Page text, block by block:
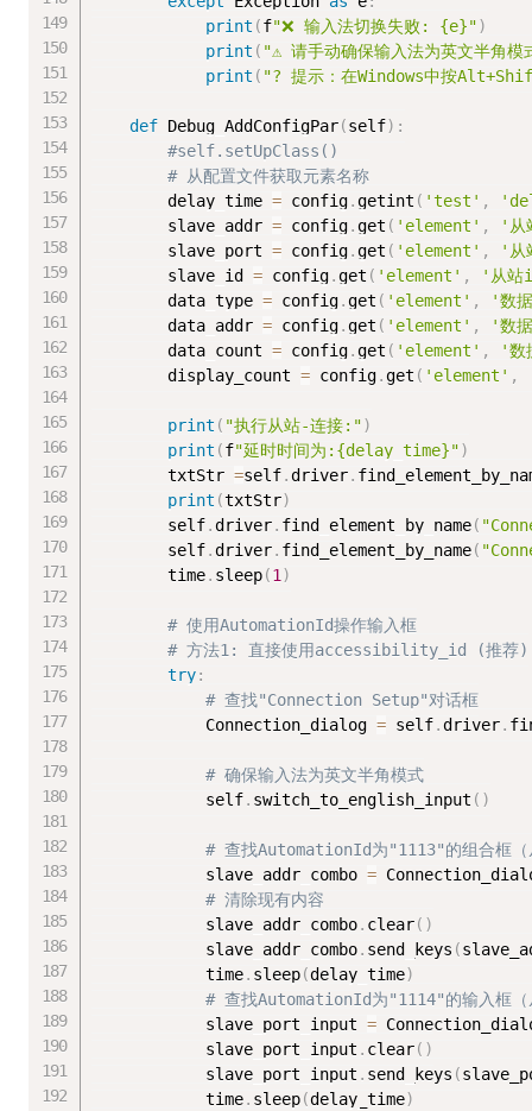
print (f"❌ 输入法切换失败: {e}")
print ( "⚠️ 请手动确保输入法为英文半角模
print ( "? 提示：在Windows中按
def Debug_AddConfigPar(self) :
#self.setUpClass()
# 从配置文件获取元素名称
        delay_time
= config.getint ( 'test' ,
        slave_addr
= config.get ( 'element' ,
'从
        slave_port
= config.get ( 'element' ,
'从
        slave_id
= config.get ( 'element' ,
'从
        data_type
= config.get ( 'element' ,
'数
        data_addr
= config.get ( 'element' ,
'数
        data_count
= config.get ( 'element' ,
'数
        display_count
= config.get ( 'element' ,
print ( "执行从站-连接:")
print (f"延时时间为:{delay_time}")
        txtStr
=self.driver.
print (txtStr)
        self
.driver. find_element_by_name(
        self
.driver. find_element_by_name(
        time
. sleep(1)
# 使用AutomationId操作输入框
# 方法1: 直接使用accessibility_id (推荐)
try:
# 查找"Connection Setup"对话框
            Connection_dialog
= self.driver.
# 确保输入法为英文半角模式
            self
. switch_to_english_input ( )
# 查找AutomationId为"1113"的组合框（
            slave_addr_combo
=
# 清除现有内容
            slave_addr_combo
. clear( )
            slave_addr_combo
. send_keys (
            time
. sleep(delay_time)
# 查找AutomationId为"1114"的输入框（
            slave_port_input
=
            slave_port_input
. clear( )
            slave_port_input
. send_keys (
            time
. sleep(delay_time)